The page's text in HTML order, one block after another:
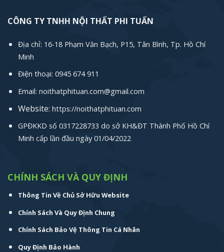
CÔNG TY TNHH NỘI THẤT PHI TUẤN
Địa chỉ: 16-18 Phạm Văn Bạch, P15, Tân Bình, Tp. Hồ Chí
Minh
Điện thoại: 0945 674 911
Email: noithatphituan.com@gmail.com
Website: https://noithatphituan.com
GPĐKKD số 0317228733 do sở KH&ĐT Thành Phố Hồ Chí
Minh cấp lần đầu ngày 01/04/2022
CHÍNH SÁCH VÀ QUY ĐỊNH
Thông Tin Về Chủ Sở Hữu Website
Chính Sách Và Quy Định Chung
Chính Sách Bảo Vệ Thông Tin Cá Nhân
Quy Định Bảo Hành